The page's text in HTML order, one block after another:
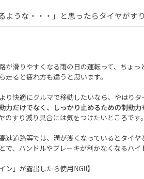
ような・・・」と思ったらタイヤがす
が滑りやすくなる雨の日の運転って、ちょ
走ると疲れ方も違うと思います。
り快適にクルマで移動したいなら、やはりタ
力だけでなく、しっかり止めるための制動
のすり減り具合には気をつけたいところです。
速道路等では、溝が浅くなっているとタイ
で、ハンドルやブレーキが利かなくなるハ
ン」が露出したら使用NG!!】